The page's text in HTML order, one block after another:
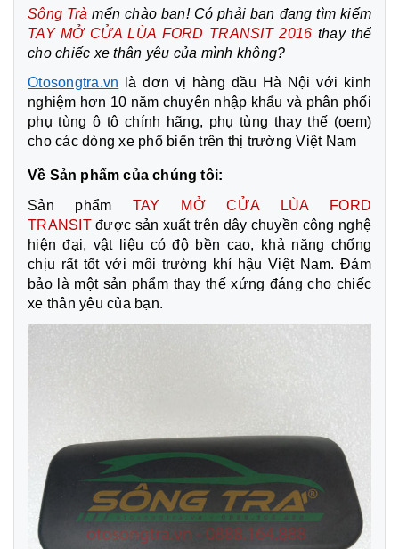
Sông Tràmến chào bạn! Có phải bạn đang tìm kiếm
TAY MỞ CỬA LÙA FORD TRANSIT 2016 thay thế
cho chiếc xe thân yêu của mình không?
Otosongtra.vn
là đơn vị hàng đầu Hà Nội với kinh
nghiệm hơn 10 năm chuyên nhập khẩu và phân phối
phụ tùng ô tô chính hãng, phụ tùng thay thế (oem)
cho các dòng xe phổ biến trên thị trường Việt Nam
Về Sản phẩm của chúng tôi:
Sản phẩm TAY MỞ CỬA LÙA FORD
TRANSIT được sản xuất trên dây chuyền công nghệ
hiện đại, vật liệu có độ bền cao, khả năng chống
chịu rất tốt với môi trường khí hậu Việt Nam. Đảm
bảo là một sản phẩm thay thế xứng đáng cho chiếc
xe thân yêu của bạn.